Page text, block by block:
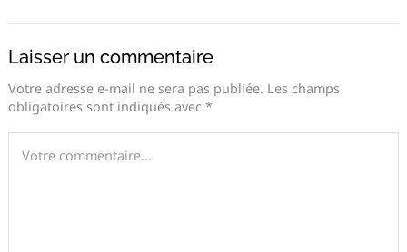
Laisser un commentaire
Votre adresse e-mail ne sera pas publiée. Les champs
obligatoires sont indiqués avec *